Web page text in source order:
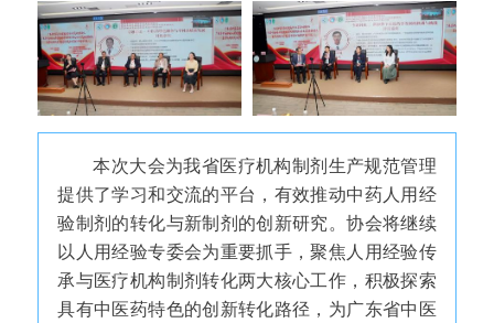
本次大会为我省医疗机构制剂生产规范管理
提供了学习和交流的平台，有效推动中药人用经
验制剂的转化与新制剂的创新研究。协会将继续
以人用经验专委会为重要抓手，聚焦人用经验传
承与医疗机构制剂转化两大核心工作，积极探索
具有中医药特色的创新转化路径，为广东省中医